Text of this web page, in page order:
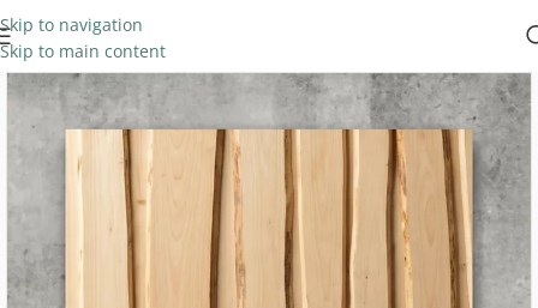
Skip to navigation
Skip to main content